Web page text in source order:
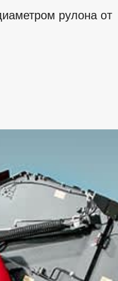
рулона от